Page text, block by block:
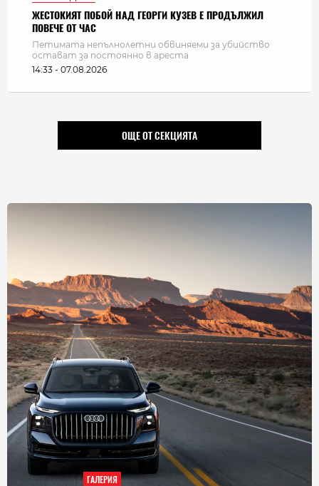
ЖЕСТОКИЯТ ПОБОЙ НАД ГЕОРГИ КУЗЕВ Е ПРОДЪЛЖИЛ
ПОВЕЧЕ ОТ ЧАС
Петимата непълнолетни обвиняеми за убийство
остават за постоянно в ареста
14:33 - 07.08.2026
ОЩЕ ОТ СЕКЦИЯТА
ГАЛЕРИЯ